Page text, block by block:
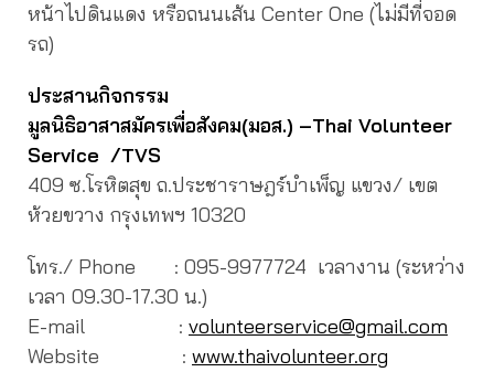
หน้าไปดินแดง หรือถนนเส้น Center One (ไม่มีที่จอด
รถ)
ประสานกิจกรรม
มูลนิธิอาสาสมัครเพื่อสังคม(มอส.) –Thai Volunteer
Service /TVS
409 ซ.โรหิตสุข ถ.ประชาราษฎร์บำเพ็ญ แขวง/ เขต
ห้วยขวาง กรุงเทพฯ 10320
โทร./ Phone : 095-9977724 เวลางาน (ระหว่าง
เวลา 09.30-17.30 น.)
E-mail : volunteerservice@gmail.com
Website : www.thaivolunteer.org